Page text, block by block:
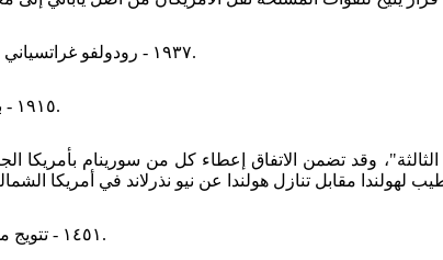
١٩٣٧ - رودولفو غراتسياني الملقب ب"جزار إثيوبيا" ينجو من محاولة اغتيال.
١٩١٥ - بدء معركة جاليبولي أثناء الحرب العالمية الأولى.
الثالثة"، وقد تضمن الاتفاق إعطاء كل من سورينام
١٤٥١ - تتويج محمد الفاتح سلطانا للدولة العثمانية للمرة الثانية.